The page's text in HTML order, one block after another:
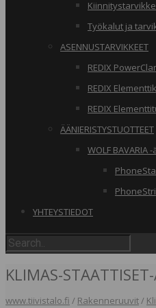
Työkalut ja
ASENNUSTARVIKKEET
REDIX
REDIX
REDIX
ÄÄNIERISTYSTUOTTEET
WOLF
YHTEYSTIEDOT
KLIMAS-
www.tiivistalo.fi / Rakenneruuvit/